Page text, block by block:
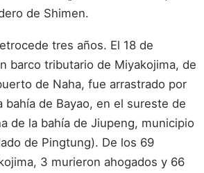
de Shimen.
tres años. El 18 de
barco tributario de Miyakojima, de
de Naha, fue arrastrado por
bahía de Bayao, en el sureste de
de la bahía de Jiupeng, municipio
de Pingtung). De los 69
3 murieron ahogados y 66